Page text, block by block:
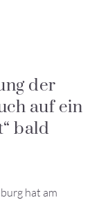
der
auf ein
bald
hat am